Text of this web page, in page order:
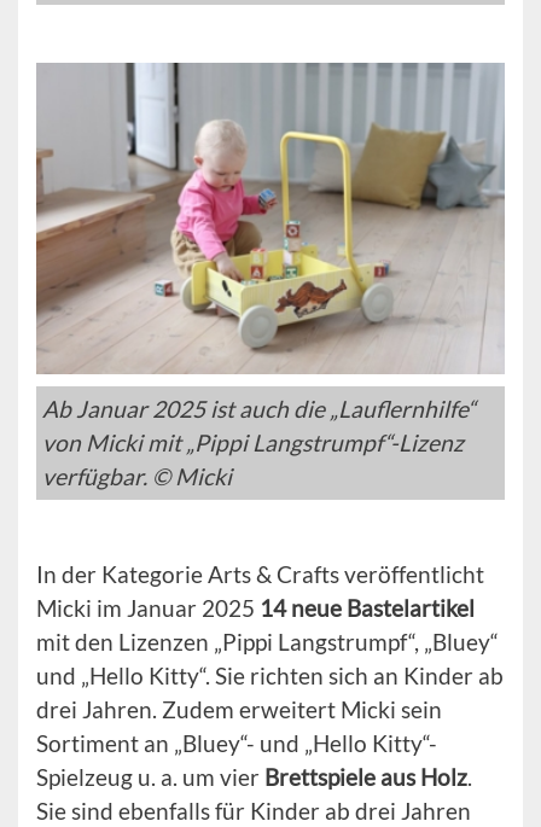
Ab Januar 2025 ist auch die „Lauflernhilfe“
von Micki mit „Pippi Langstrumpf“-Lizenz
verfügbar. © Micki
In der Kategorie Arts & Crafts veröffentlicht
Micki im Januar 2025 14 neue Bastelartikel
mit den Lizenzen „Pippi Langstrumpf“, „Bluey“
und „Hello Kitty“. Sie richten sich an Kinder ab
drei Jahren. Zudem erweitert Micki sein
Sortiment an „Bluey“- und „Hello Kitty“-
Spielzeug u. a. um vier Brettspiele aus Holz.
Sie sind ebenfalls für Kinder ab drei Jahren